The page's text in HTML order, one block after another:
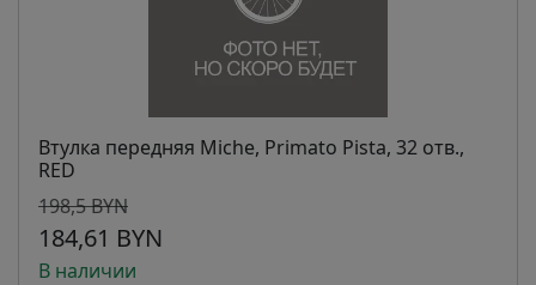
Втулка передняя Miche, Primato Pista, 32 отв.,
RED
198,5 BYN
184,61 BYN
В наличии